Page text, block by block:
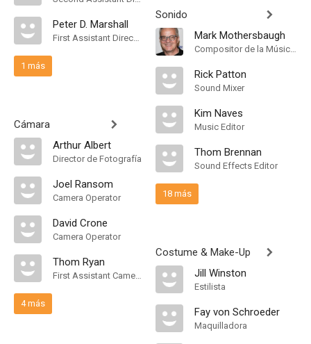
Peter D. Marshall
First Assistant Director
1 más
Cámara
Arthur Albert
Director de Fotografía
Joel Ransom
Camera Operator
David Crone
Camera Operator
Thom Ryan
First Assistant Camera
4 más
Sonido
Mark Mothersbaugh
Compositor de la Música Original
Rick Patton
Sound Mixer
Kim Naves
Music Editor
Thom Brennan
Sound Effects Editor
18 más
Costume & Make-Up
Jill Winston
Estilista
Fay von Schroeder
Maquilladora